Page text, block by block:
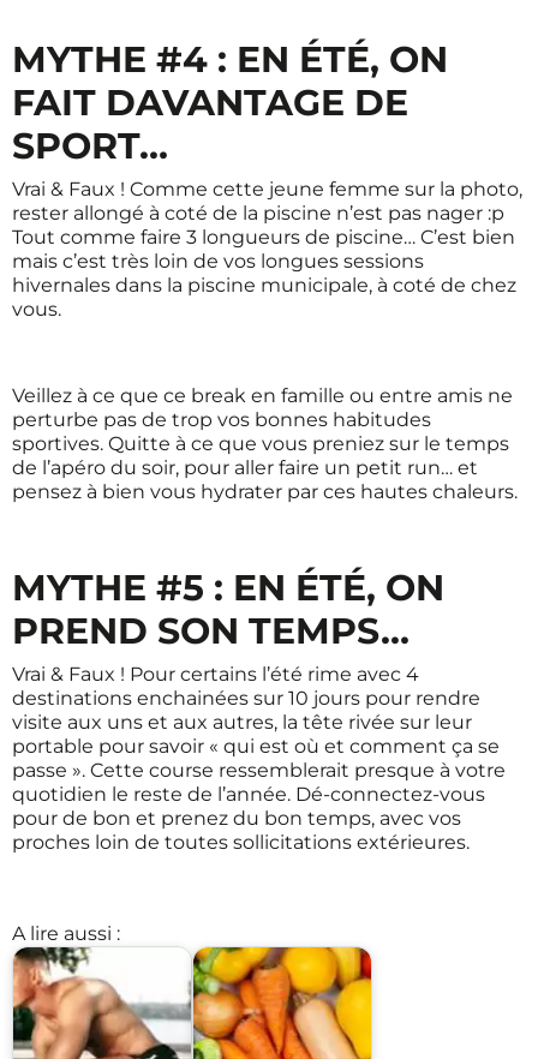
MYTHE #4 : EN ÉTÉ, ON
FAIT DAVANTAGE DE
SPORT…
Vrai & Faux ! Comme cette jeune femme sur la photo,
rester allongé à coté de la piscine n’est pas nager :p
Tout comme faire 3 longueurs de piscine… C’est bien
mais c’est très loin de vos longues sessions
hivernales dans la piscine municipale, à coté de chez
vous.
Veillez à ce que ce break en famille ou entre amis ne
perturbe pas de trop vos bonnes habitudes
sportives. Quitte à ce que vous preniez sur le temps
de l’apéro du soir, pour aller faire un petit run… et
pensez à bien vous hydrater par ces hautes chaleurs.
MYTHE #5 : EN ÉTÉ, ON
PREND SON TEMPS…
Vrai & Faux ! Pour certains l’été rime avec 4
destinations enchainées sur 10 jours pour rendre
visite aux uns et aux autres, la tête rivée sur leur
portable pour savoir « qui est où et comment ça se
passe ». Cette course ressemblerait presque à votre
quotidien le reste de l’année. Dé-connectez-vous
pour de bon et prenez du bon temps, avec vos
proches loin de toutes sollicitations extérieures.
A lire aussi :